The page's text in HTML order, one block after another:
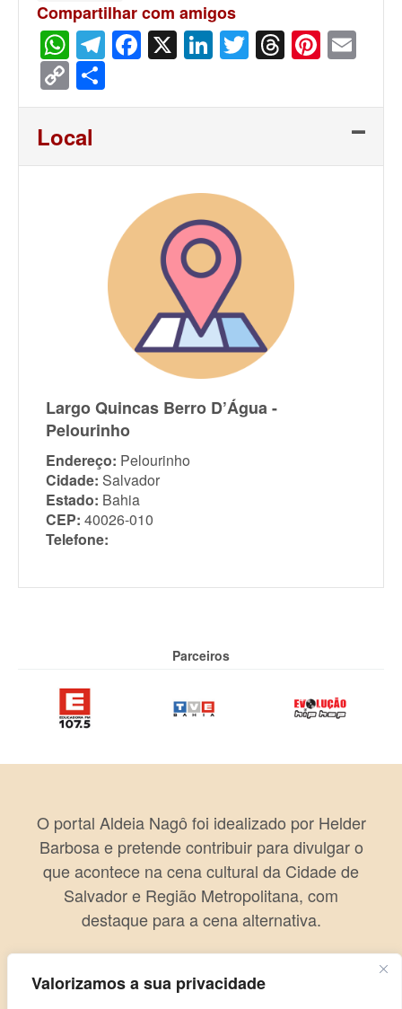
Valorizamos a sua privacidade
Compartilhar com amigos
WhatsApp
Telegram
Facebook
X LinkedIn
Twitter
Threads
Copy
Link
Local
Largo Quincas Berro D’Água -
Pelourinho
Endereço: Pelourinho
Cidade: Salvador
Estado: Bahia
CEP: 40026-010
Telefone:
Parceiros
O portal Aldeia Nagô foi idealizado por Helder
Barbosa e pretende contribuir para divulgar o
que acontece na cena cultural da Cidade de
Salvador e Região Metropolitana, com
destaque para a cena alternativa.